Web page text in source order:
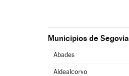
Municipios de Segovia
Abades
Aldealcorvo